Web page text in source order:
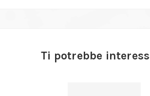
Ti potrebbe